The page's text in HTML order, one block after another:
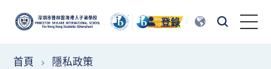
登錄
首頁
首頁 隱私政策